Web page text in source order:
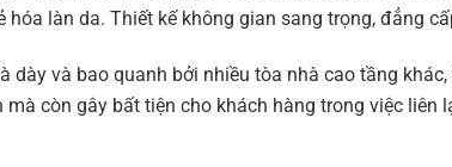
làn da. Thiết kế không gian sang trọng, đẳng
dày và bao quanh bởi nhiều tòa nhà cao tầng
còn gây bất tiện cho khách hàng trong việc liên